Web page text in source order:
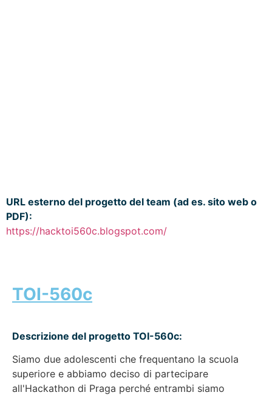
URL esterno del progetto del team (ad es. sito web o
PDF):
https://hacktoi560c.blogspot.com/
TOI-560c
Descrizione del progetto TOI-560c:
Siamo due adolescenti che frequentano la scuola
superiore e abbiamo deciso di partecipare
all'Hackathon di Praga perché entrambi siamo